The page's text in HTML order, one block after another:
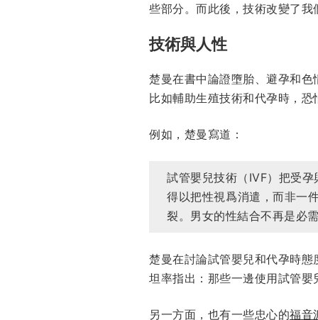
些部分。而此後，技術改變了
技術與人性
楚曼在書中論證墮胎、避孕和
比如輔助生殖技術和代孕時，
例如，楚曼寫道：
試管嬰兒技術（IVF）把受
得以把性視爲消遣，而非一
裂。男女的性結合不再是必
楚曼在討論試管嬰兒和代孕時
坦率指出：那些一邊使用試管
另一方面，也有一些忠心的福音